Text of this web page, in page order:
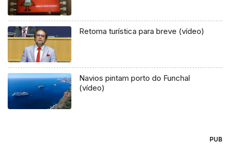
Retoma turística para breve (vídeo)
Navios pintam porto do Funchal
(vídeo)
PUB